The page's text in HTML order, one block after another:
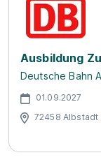
Ausbildung
Deutsche Bahn
01.09.2027
72458 Albstadt